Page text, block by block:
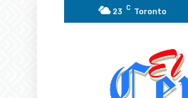
23 C Toronto